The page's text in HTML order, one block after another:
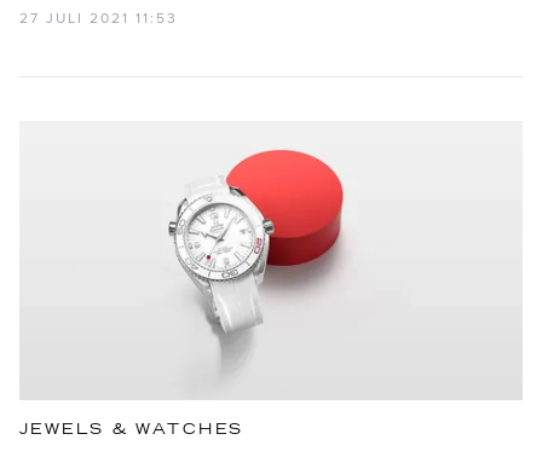
27 JULI 2021 11:53
JEWELS & WATCHES